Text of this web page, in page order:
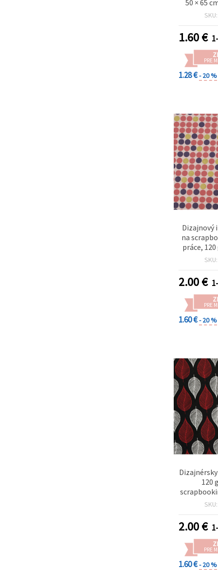
50 × 65
SKU:
1.60€
PRE
1.28 €- 20 %
Dizajnový
na
práce,
cm, farby:
SKU:
2.00€
PRE
1.60 €- 20 %
120
hobby
na čiernom
SKU:
2.00€
PRE
1.60 €- 20 %